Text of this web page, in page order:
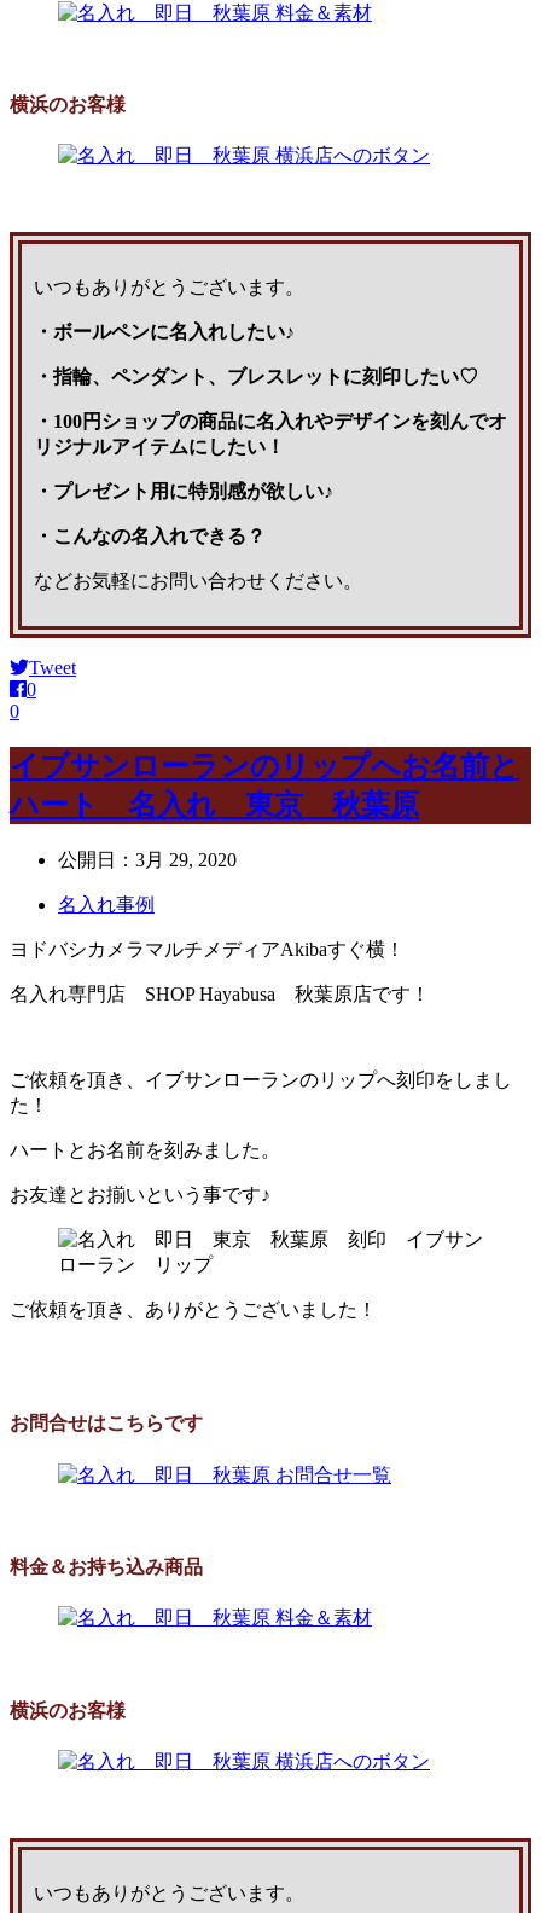
横浜のお客様
いつもありがとうございます。
・ボールペンに名入れしたい♪
・指輪、ペンダント、ブレスレットに刻印したい♡
・100円ショップの商品に名入れやデザインを刻んでオ
リジナルアイテムにしたい！
・プレゼント用に特別感が欲しい♪
・こんなの名入れできる？
などお気軽にお問い合わせください。
Tweet
0
0
イブサンローランのリップへお名前と
ハート 名入れ 東京 秋葉原
公開日： 3月 29, 2020
名入れ事例
ヨドバシカメラマルチメディアAkibaすぐ横！
名入れ専門店 SHOP Hayabusa 秋葉原店です！
ご依頼を頂き、イブサンローランのリップへ刻印をしまし
た！
ハートとお名前を刻みました。
お友達とお揃いという事です♪
ご依頼を頂き、ありがとうございました！
お問合せはこちらです
料金＆お持ち込み商品
横浜のお客様
いつもありがとうございます。